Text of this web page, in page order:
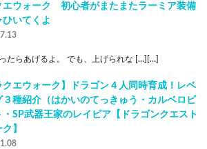
エウォーク 初心者がまたまたラーミア装備
ひいてくよ
たらあげるよ。 でも、上げられな […][…]
クエウォーク】ドラゴン４人同時育成！レベ
３種紹介（はかいのてっきゅう・カルベロビ
・SP武器王家のレイピア【ドラゴンクエスト
】